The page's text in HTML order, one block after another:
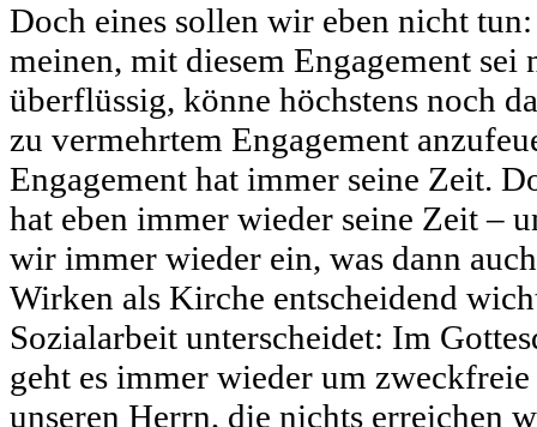
Doch eines sollen wir eben nicht
meinen, mit diesem Engagement sei
überflüssig, könne höchstens noch
zu vermehrtem Engagement
Engagement hat immer seine Zeit.
hat eben immer wieder seine Zeit –
wir immer wieder ein, was dann
Wirken als Kirche entscheidend
Sozialarbeit unterscheidet: Im
geht es immer wieder um
unseren Herrn, die nichts erreichen